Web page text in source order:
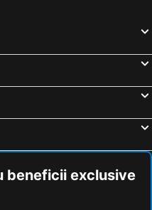
beneficii exclusive